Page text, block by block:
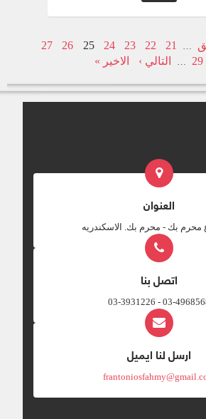
21
22
23
24
25
26
27
29 التالي › الاخير »
العنوان
اتصل بنا
03-4968568 - 03-
ارسل لنا ايميل